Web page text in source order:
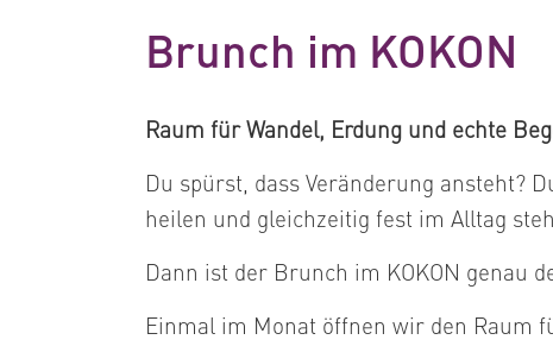
Brunch im KOKON
Raum für Wandel, Erdung und echte
Du spürst, dass Veränderung ansteht?
heilen und gleichzeitig fest im Alltag
Dann ist der Brunch im KOKON genau
Einmal im Monat öffnen wir den Raum